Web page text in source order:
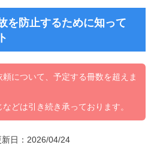
を防止するために知って
について、予定する冊数を超えま
どは引き続き承っております。
日：2026/04/24